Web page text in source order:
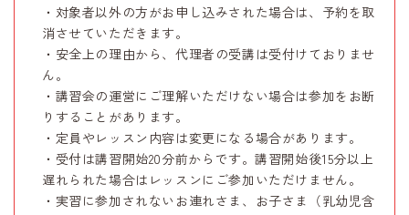
・対象者以外の方がお申し込みされた場合は、予約を取
消させていただきます。
・安全上の理由から、代理者の受講は受付けておりませ
ん。
・講習会の運営にご理解いただけない場合は参加をお断
りすることがあります。
・定員やレッスン内容は変更になる場合があります。
・受付は講習開始20分前からです。講習開始後15分以上
遅れられた場合はレッスンにご参加いただけません。
・実習に参加されないお連れさま、お子さま（乳幼児含